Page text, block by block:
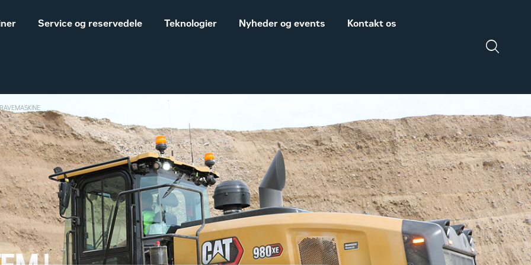
Cat® maskiner til landbrug
Service og reservedele Teknologier Nyheder og events Kontakt os
Vores historie
Salgs- og
leveringsbetingelser
Construction
Equipment
Sales and delivery
terms - Construction
Salgs- og
leveringsbetingelser
Power System
DISCLAIMER
VEDRØRENDE TOLD
PÅ MASKINER OG
DELE FRA USA
Zeppelin Construction
er medlem af
Maskinleverandørerne